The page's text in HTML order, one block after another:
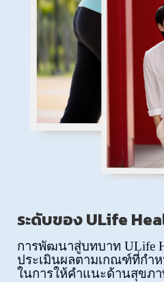
ระดับของ ULife
การพัฒนาสู่บทบาท ULife
ประเมินผลตามเกณฑ์ที่กำ
ในการให้คำแนะด้านสุขภา